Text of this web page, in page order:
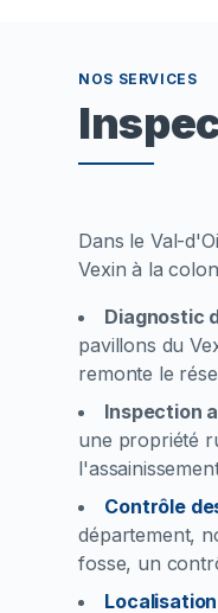
NOS SERVICES
Dans le Val-
Vexin à la
Diagnostic
pavillons du
remonte le
Inspection
une propriété
Contrôle
département,
fosse, un